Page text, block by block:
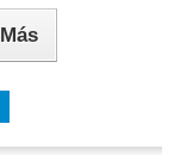
Más